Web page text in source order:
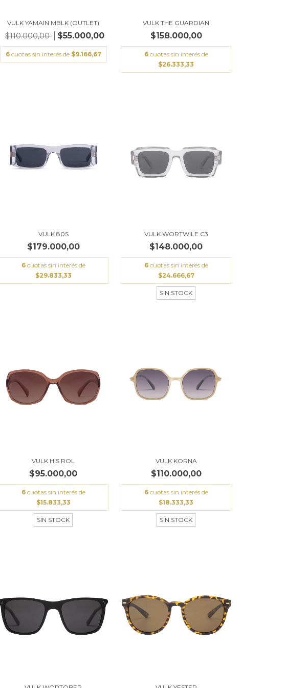
VULK YAMAIN MBLK (OUTLET)
$110.000,00 $55.000,00
6 cuotas sin interés de $9.166,67
VULK THE GUARDIAN
$158.000,00
6 cuotas sin interés de
$26.333,33
VULK 80S
$179.000,00
6 cuotas sin interés de
$29.833,33
VULK WORTWILE C3
$148.000,00
6 cuotas sin interés de
$24.666,67
SIN STOCK
VULK HIS ROL
$95.000,00
6 cuotas sin interés de
$15.833,33
SIN STOCK
VULK KORNA
$110.000,00
6 cuotas sin interés de
$18.333,33
SIN STOCK